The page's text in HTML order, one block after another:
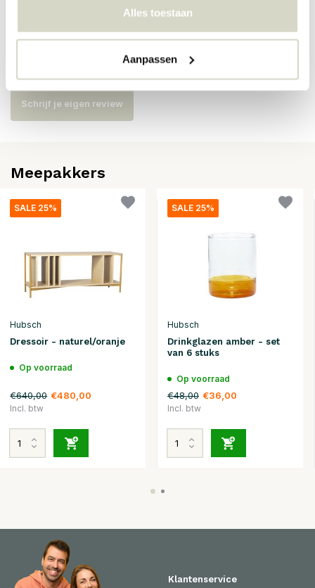
Alles toestaan
Aanpassen
Reviews
Er zijn nog geen reviews geschreven over dit product..
Schrijf je eigen review
Meepakkers
SALE 25%
Hubsch
Dressoir - naturel/oranje
Op voorraad
€640,00 €480,00
Incl. btw
SALE 25%
Hubsch
Drinkglazen amber - set
van 6 stuks
Op voorraad
€48,00 €36,00
Incl. btw
Klantenservice